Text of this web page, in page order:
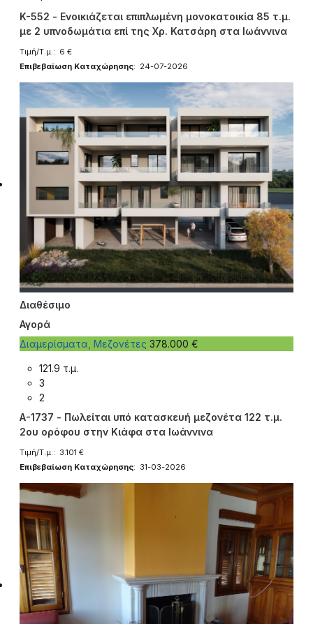
K-552 - Ενοικιάζεται επιπλωμένη μονοκατοικία 85 τ.μ.
με 2 υπνοδωμάτια επί της Χρ. Κατσάρη στα Ιωάννινα
Τιμή/Τ.μ.: 6 €
Επιβεβαίωση Καταχώρησης: 24-07-2026
Διαθέσιμο
Αγορά
Διαμερίσματα, Μεζονέτες 378.000 €
121.9 τ.μ.
3
2
A-1737 - Πωλείται υπό κατασκευή μεζονέτα 122 τ.μ.
2ου ορόφου στην Κιάφα στα Ιωάννινα
Τιμή/Τ.μ.: 3.101 €
Επιβεβαίωση Καταχώρησης: 31-03-2026